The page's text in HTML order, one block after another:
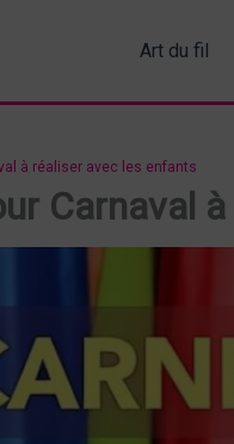
Art du fil
à réaliser avec les enfants
Carnaval